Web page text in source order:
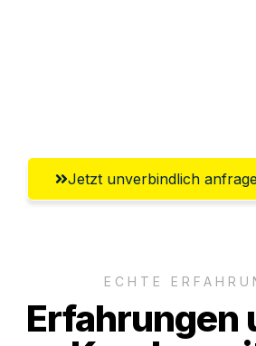
Jetzt unverbindlich
ECHTE
Erfahrungen